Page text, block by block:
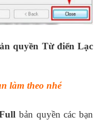
quyền Từ điển Lạc
làm theo nhé
bản quyền các bạn